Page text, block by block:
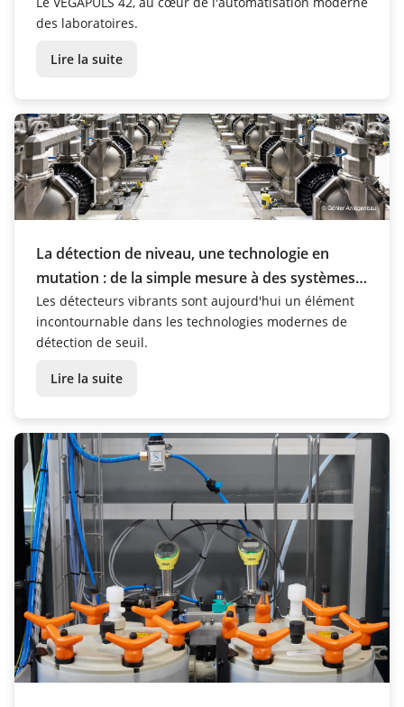
des laboratoires.
Lire la suite
La détection de niveau, une technologie en
mutation : de la simple mesure à des systèmes
de sécurité intelligents
Les détecteurs vibrants sont aujourd'hui un élément
incontournable dans les technologies modernes de
détection de seuil.
Lire la suite